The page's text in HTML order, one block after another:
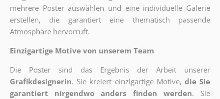
mehrere Poster auswählen und eine individuelle Galerie
erstellen, die garantiert eine thematisch passende
Atmosphäre hervorruft.
Einzigartige Motive von unserem Team
Die Poster sind das Ergebnis der Arbeit unserer
Grafikdesignerin. Sie kreiert einzigartige Motive, die Sie
garantiert nirgendwo anders finden werden. Sie